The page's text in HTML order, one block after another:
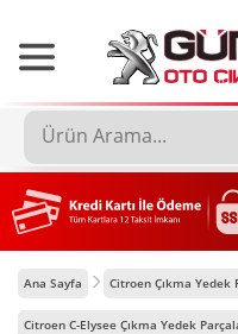
Ana Sayfa Citroen Çıkma Yedek
Citroen C-Elysee Çıkma Yedek